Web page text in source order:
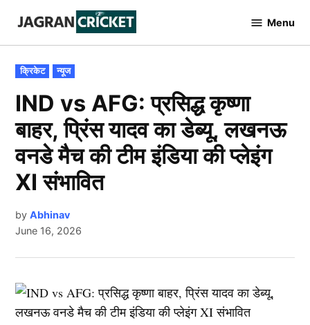
content
Cricket
Menu
POSTED
IN
क्रिकेट न्यूज
IND vs AFG: प्रसिद्ध कृष्णा
बाहर, प्रिंस यादव का डेब्यू, लखनऊ
वनडे मैच की टीम इंडिया की प्लेइंग
XI संभावित
by Abhinav
June 16, 2026